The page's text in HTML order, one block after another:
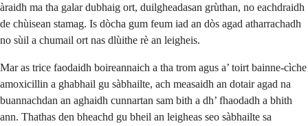
àraidh ma tha galar dubhaig ort, duilgheadasan grùthan, no eachdraidh
de chùisean stamag. Is dòcha gum feum iad an dòs agad atharrachadh
no sùil a chumail ort nas dlùithe rè an leigheis.
Mar as trice faodaidh boireannaich a tha trom agus a’ toirt bainne-cìche
amoxicillin a ghabhail gu sàbhailte, ach measaidh an dotair agad na
buannachdan an aghaidh cunnartan sam bith a dh’ fhaodadh a bhith
ann. Thathas den bheachd gu bheil an leigheas seo sàbhailte sa